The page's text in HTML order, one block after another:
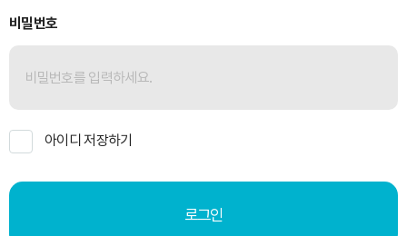
비밀번호
아이디 저장하기
로그인